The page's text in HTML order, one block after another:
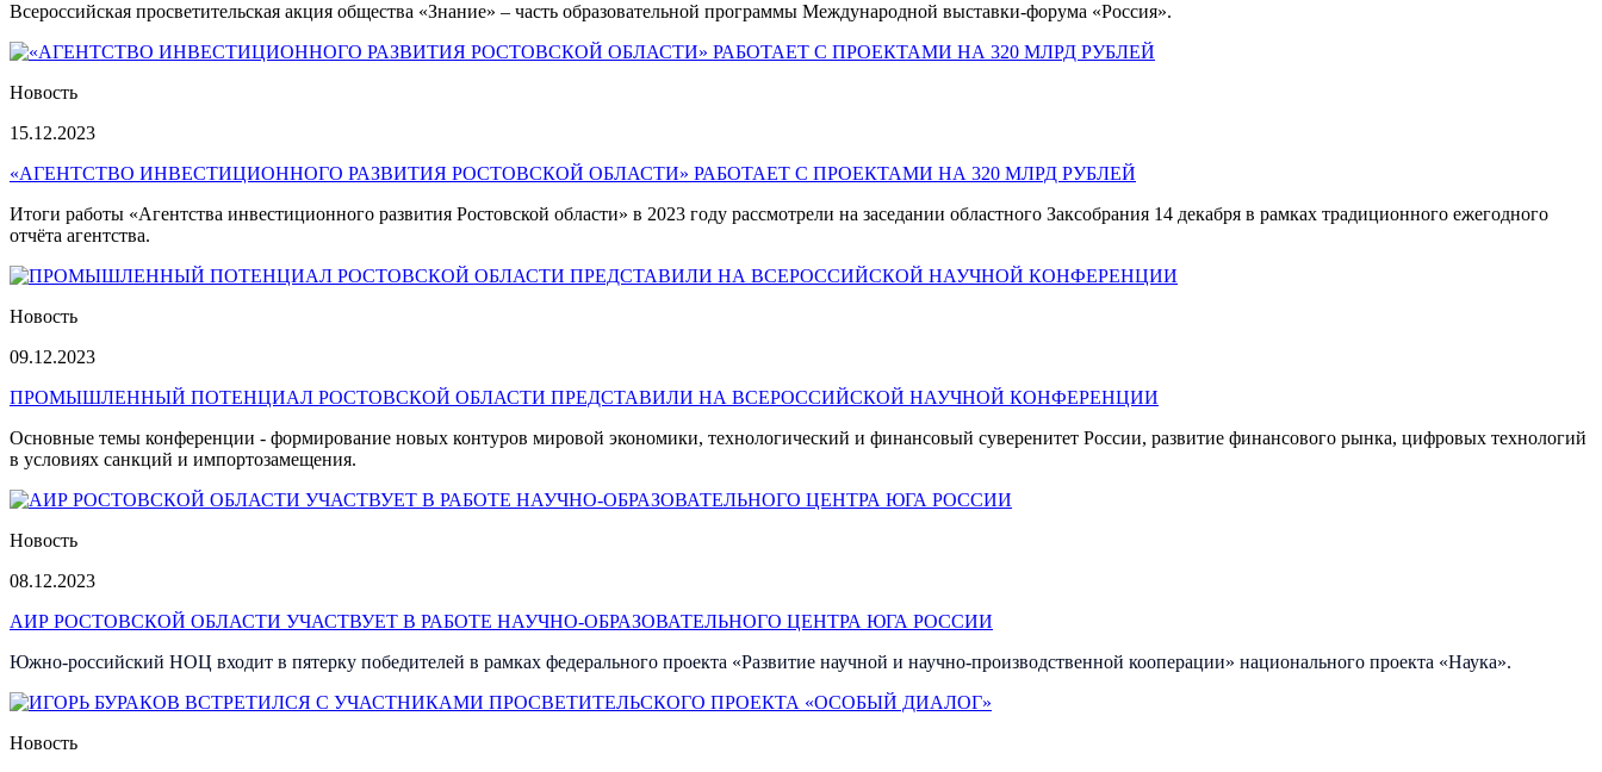
Всероссийская просветительская акция общества «Знание» – часть образовательной программы Международной выставки-форума «Россия».
Новость
15.12.2023
«АГЕНТСТВО ИНВЕСТИЦИОННОГО РАЗВИТИЯ РОСТОВСКОЙ ОБЛАСТИ» РАБОТАЕТ С ПРОЕКТАМИ НА 320 МЛРД РУБЛЕЙ
Итоги работы «Агентства инвестиционного развития Ростовской области» в 2023 году рассмотрели на заседании областного Заксобрания 14 декабря в рамках традиционного ежегодного
отчёта агентства.
Новость
09.12.2023
ПРОМЫШЛЕННЫЙ ПОТЕНЦИАЛ РОСТОВСКОЙ ОБЛАСТИ ПРЕДСТАВИЛИ НА ВСЕРОССИЙСКОЙ НАУЧНОЙ КОНФЕРЕНЦИИ
Основные темы конференции - формирование новых контуров мировой экономики, технологический и финансовый суверенитет России, развитие финансового рынка, цифровых технологий
в условиях санкций и импортозамещения.
Новость
08.12.2023
АИР РОСТОВСКОЙ ОБЛАСТИ УЧАСТВУЕТ В РАБОТЕ НАУЧНО-ОБРАЗОВАТЕЛЬНОГО ЦЕНТРА ЮГА РОССИИ
Южно-российский НОЦ входит в пятерку победителей в рамках федерального проекта «Развитие научной и научно-производственной кооперации» национального проекта «Наука».
Новость